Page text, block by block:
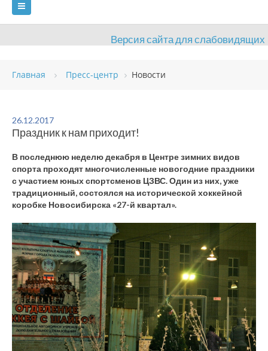
Версия сайта для слабовидящих
ГЛАВНАЯ
ВИДЫ СПОРТА
ОЦЕНКА КАЧЕСТВА ОБРАЗОВАНИЯ ВАКАНСИИ
ПЛАТНЫЕ УСЛУГИ КОНТАКТЫ
Главная Пресс-центр Новости
26.12.2017
Праздник к нам приходит!
В последнюю неделю декабря в Центре зимних видов
спорта проходят многочисленные новогодние праздники
с участием юных спортсменов ЦЗВС. Один из них, уже
традиционный, состоялся на исторической хоккейной
коробке Новосибирска «27-й квартал».